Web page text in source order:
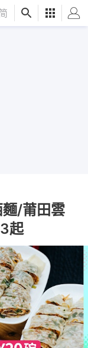
/莆田雲
起